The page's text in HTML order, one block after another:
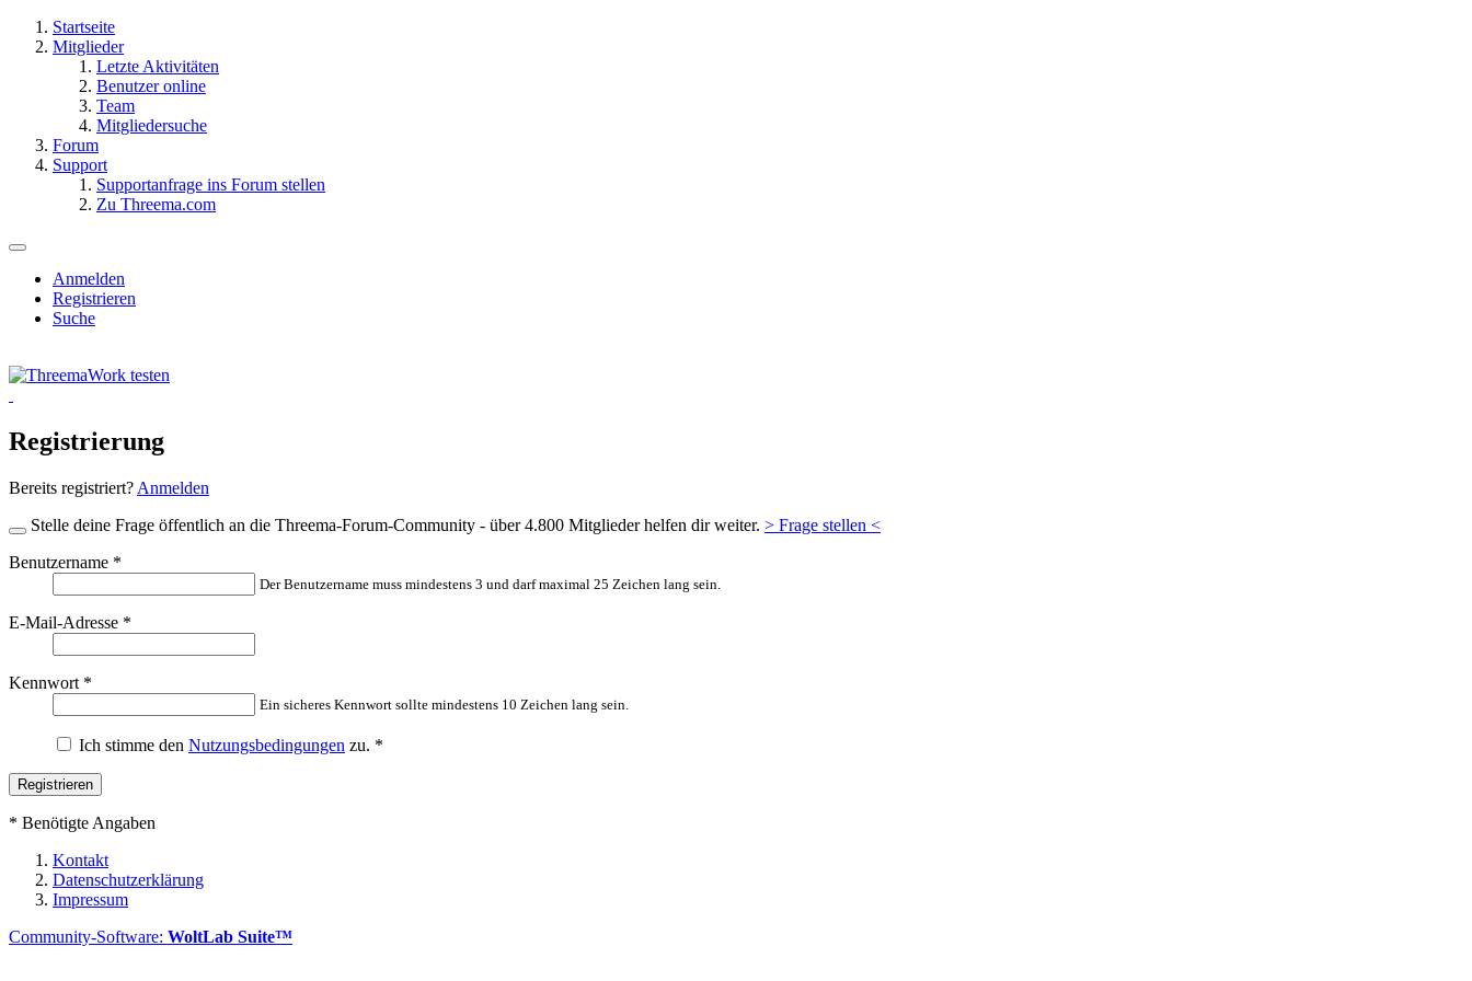
Startseite
Mitglieder
Letzte Aktivitäten
Benutzer online
Team
Mitgliedersuche
Forum
Support
Supportanfrage ins Forum stellen
Zu Threema.com
Anmelden
Registrieren
Suche
Registrierung
Bereits registriert? Anmelden
Stelle deine Frage öffentlich an die Threema-Forum-Community - über 4.800 Mitglieder helfen dir weiter. > Frage stellen <
Benutzername *
Der Benutzername muss mindestens 3 und darf maximal 25 Zeichen lang sein.
E-Mail-Adresse *
Kennwort *
Ein sicheres Kennwort sollte mindestens 10 Zeichen lang sein.
Ich stimme den Nutzungsbedingungen zu. *
* Benötigte Angaben
Kontakt
Datenschutzerklärung
Impressum
Community-Software: WoltLab Suite™